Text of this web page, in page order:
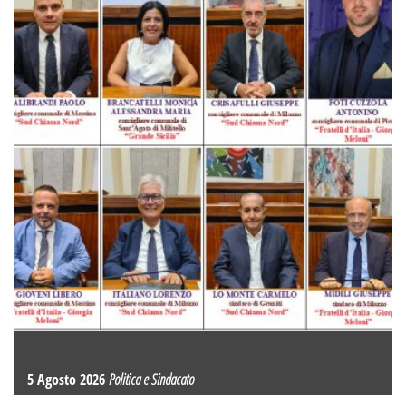
5 Agosto 2026Politica e Sindacato